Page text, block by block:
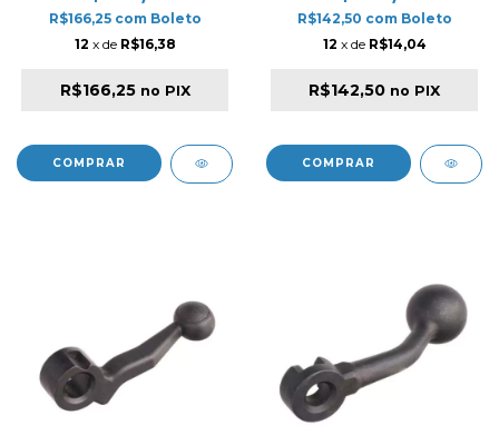
R$166,25 com Boleto
12 x de R$16,38
R$166,25 no PIX
R$142,50 com Boleto
12 x de R$14,04
R$142,50 no PIX